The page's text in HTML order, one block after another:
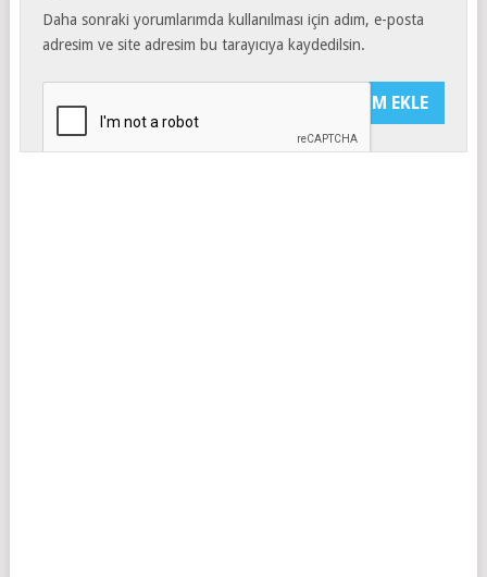
Daha sonraki yorumlarımda kullanılması için adım, e-posta
adresim ve site adresim bu tarayıcıya kaydedilsin.